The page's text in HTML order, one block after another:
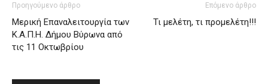
Προηγούμενο άρθρο
Μερική Επαναλειτουργία των
Κ.Α.Π.Η. Δήμου Βύρωνα από
τις 11 Οκτωβρίου
Επόμενο άρθρο
Τι μελέτη, τι προμελέτη!!!